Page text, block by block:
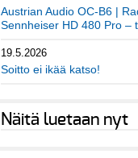
Austrian Audio OC-B6 |
Sennheiser HD 480 Pro –
19.5.2026
Soitto ei ikää katso!
Näitä luetaan nyt